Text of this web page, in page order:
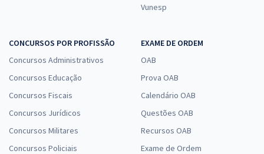
Vunesp
CONCURSOS POR PROFISSÃO
Concursos Administrativos
Concursos Educação
Concursos Fiscais
Concursos Jurídicos
Concursos Militares
Concursos Policiais
EXAME DE ORDEM
OAB
Prova OAB
Calendário OAB
Questões OAB
Recursos OAB
Exame de Ordem